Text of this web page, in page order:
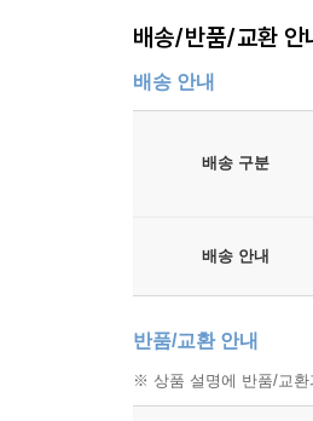
쿠제와 해후하는 쿠
O.A.no.26:끝없는 연
종언은 수많은 통과
감는 쿠제. 고다와의
배송/반품/교환 안
배송 안내
배송 구분
배송 안내
반품/교환 안내
※ 상품 설명에 반품/교환